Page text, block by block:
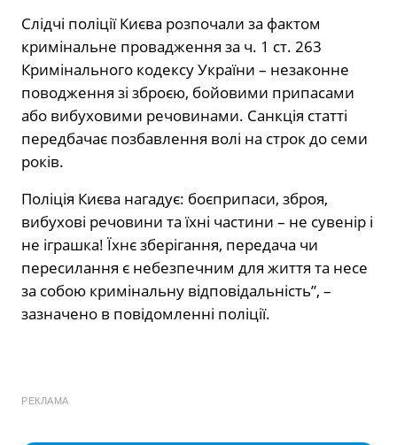
Слідчі поліції Києва розпочали за фактом
кримінальне провадження за ч. 1 ст. 263
Кримінального кодексу України – незаконне
поводження зі зброєю, бойовими припасами
або вибуховими речовинами. Санкція статті
передбачає позбавлення волі на строк до семи
років.
Поліція Києва нагадує: боєприпаси, зброя,
вибухові речовини та їхні частини – не сувенір і
не іграшка! Їхнє зберігання, передача чи
пересилання є небезпечним для життя та несе
за собою кримінальну відповідальність”, –
зазначено в повідомленні поліції.
РЕКЛАМА